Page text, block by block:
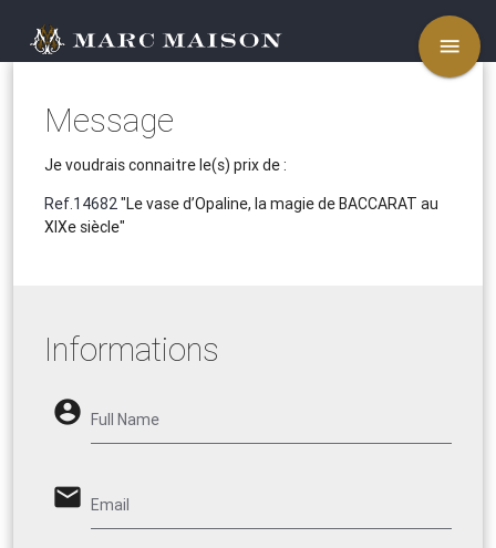
menu
Message
Je voudrais connaitre le(s) prix de :
Ref.14682"Le vase d’Opaline, la magie de BACCARAT au
XIXe siècle"
Informations
account_circle Full Name
email Email